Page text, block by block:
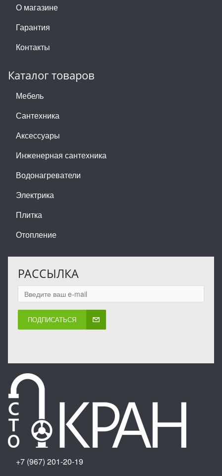
О магазине
Гарантия
Контакты
Каталог товаров
Мебель
Сантехника
Аксессуары
Инженерная сантехника
Водонагреватели
Электрика
Плитка
Отопление
РАССЫЛКА
ПОДПИСАТЬСЯ
+7 (967) 201-20-19